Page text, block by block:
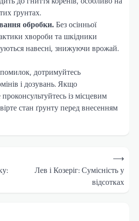
ґрунтах.
обробки.Без осінньої
хвороби та шкідники
навесні, знижуючи врожай.
дотримуйтесь
і дозувань. Якщо
із місцевим
стан ґрунту перед внесенням
Лев і Козеріг: Сумісність у
відсотках
⟶